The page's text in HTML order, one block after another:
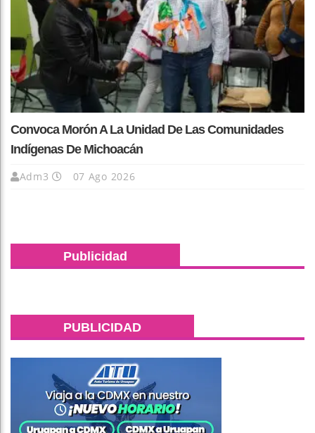
Convoca Morón A La Unidad De Las Comunidades
Indígenas De Michoacán
Adm3 07 Ago 2026
Publicidad
PUBLICIDAD